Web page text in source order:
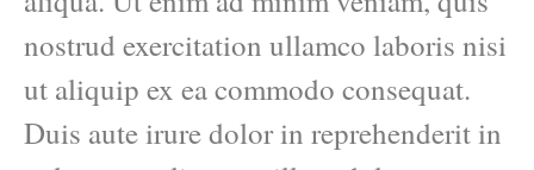
nostrud exercitation ullamco laboris nisi
ut aliquip ex ea commodo consequat.
Duis aute irure dolor in reprehenderit in